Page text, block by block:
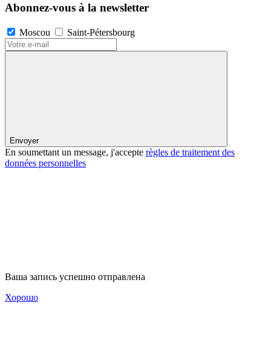
Abonnez-vous à la newsletter
Moscou Saint-Pétersbourg
Envoyer
En soumettant un message, j'accepte règles de traitement des
données personnelles
Ваша запись успешно отправлена
Хорошо